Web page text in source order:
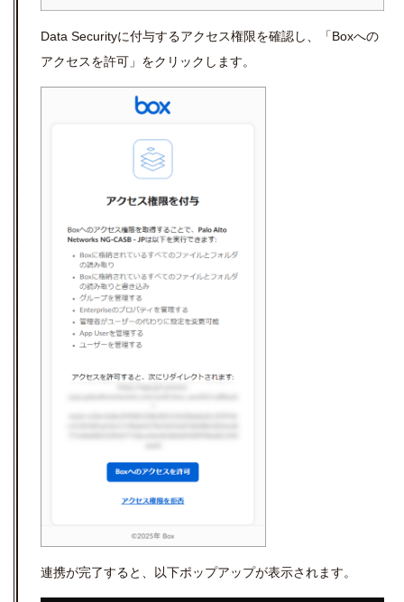
Data Securityに付与するアクセス権限を確認し、「Boxへの
アクセスを許可」をクリックします。
連携が完了すると、以下ポップアップが表示されます。